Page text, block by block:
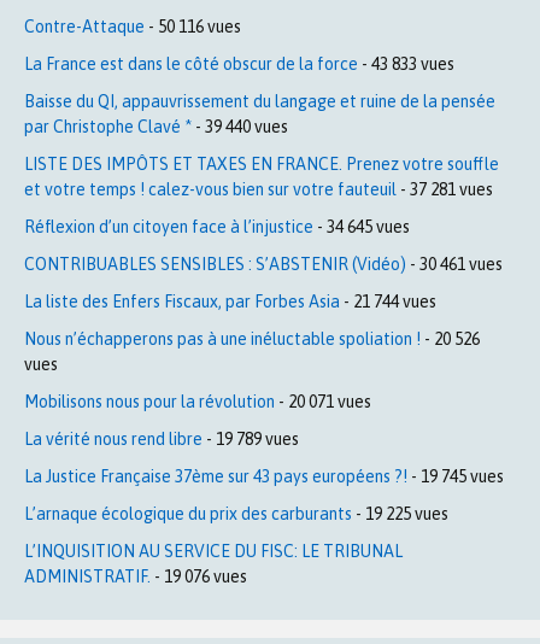
Contre-Attaque - 50 116 vues
La France est dans le côté obscur de la force - 43 833 vues
Baisse du QI, appauvrissement du langage et ruine de la pensée
par Christophe Clavé * - 39 440 vues
LISTE DES IMPÔTS ET TAXES EN FRANCE. Prenez votre souffle
et votre temps ! calez-vous bien sur votre fauteuil - 37 281 vues
Réflexion d’un citoyen face à l’injustice - 34 645 vues
CONTRIBUABLES SENSIBLES : S’ABSTENIR (Vidéo) - 30 461 vues
La liste des Enfers Fiscaux, par Forbes Asia - 21 744 vues
Nous n’échapperons pas à une inéluctable spoliation ! - 20 526
vues
Mobilisons nous pour la révolution - 20 071 vues
La vérité nous rend libre - 19 789 vues
La Justice Française 37ème sur 43 pays européens ?! - 19 745 vues
L’arnaque écologique du prix des carburants - 19 225 vues
L’INQUISITION AU SERVICE DU FISC: LE TRIBUNAL
ADMINISTRATIF. - 19 076 vues